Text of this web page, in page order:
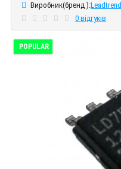
Виробник(бренд ):Leadtrend
0 відгуків
POPULAR